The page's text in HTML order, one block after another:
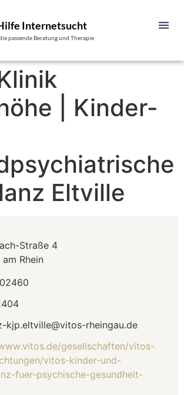
Internetsucht
passende Beratung und Therapie
| Kinder-
Eltville
Straße 4
Rhein
kjp.eltville@vitos-rheingau.de
gesellschaften/vitos-
vitos-kinder-und-
fuer-psychische-gesundheit-